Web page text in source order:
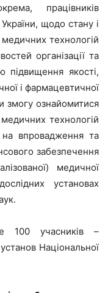
працівників
щодо стану і
технологій
організації та
підвищення якості,
і фармацевтичної
змогу ознайомитися
технологій
на впровадження та
забезпечення
медичної
установах
100 учасників –
Національної